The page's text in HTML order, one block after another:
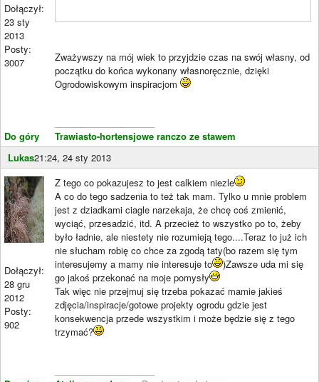
Dołączył:
23 sty
2013
Posty:
3007
Do góry
Zważywszy na mój wiek to przyjdzie czas na swój własny, od
początku do końca wykonany własnoręcznie, dzięki
Ogrodowiskowym inspiracjom
Trawiasto-hortensjowe ranczo ze stawem
Lukas21:24, 24 sty 2013
Dołączył:
28 gru
2012
Posty:
902
Z tego co pokazujesz to jest calkiem niezle
A co do tego sadzenia to też tak mam. Tylko u mnie problem
jest z dziadkami ciagle narzekaja, że chcę coś zmienić,
wyciąć, przesadzić, itd. A przecież to wszystko po to, żeby
było ładnie, ale niestety nie rozumieją tego....Teraz to już ich
nie słucham robię co chce za zgodą taty(bo razem się tym
interesujemy a mamy nie interesuje to
)Zawsze uda mi się
go jakoś przekonać na moje pomysły
Tak więc nie przejmuj się trzeba pokazać mamie jakieś
zdjęcia/inspiracje/gotowe projekty ogrodu gdzie jest
konsekwencja przede wszystkim i może będzie się z tego
trzymać?